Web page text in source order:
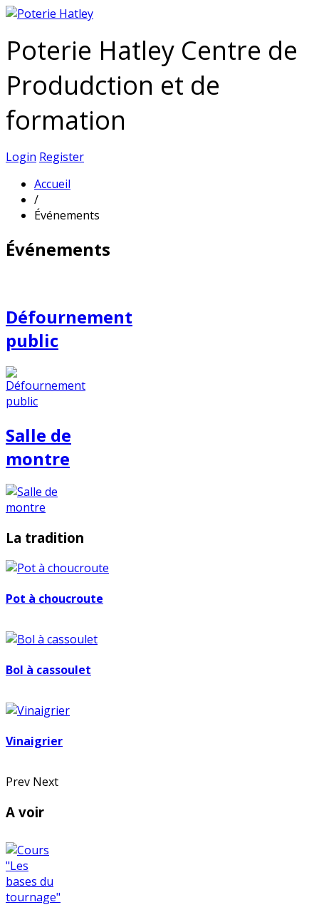
Poterie Hatley Centre de
Produdction et de
formation
Login Register
Accueil
/
Événements
Événements
Défournement
public
Salle de
montre
La tradition
Pot à choucroute
Bol à cassoulet
Vinaigrier
Prev Next
A voir